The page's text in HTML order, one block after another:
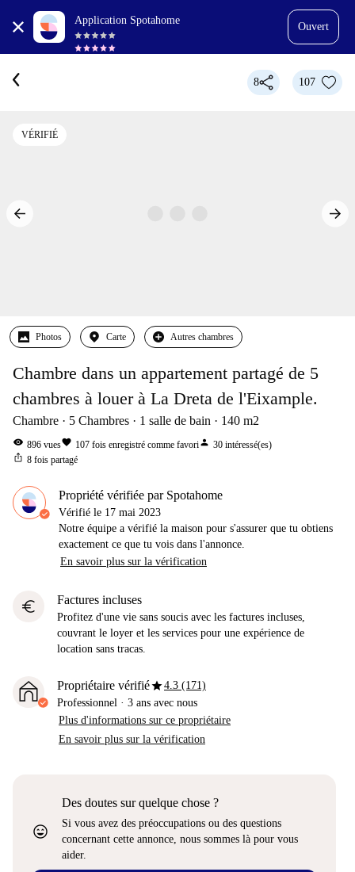
Application Spotahome
Ouvert
8 107
VÉRIFIÉ
Photos Carte Autres chambres
Chambre dans un appartement partagé de 5
chambres à louer à La Dreta de l'Eixample.
Chambre 5 Chambres 1 salle de bain 140 m2
visibility 896 vuesfavorite 107 fois enregistré comme favoriperson 30 intéressé(es)
ios_share 8 fois partagé
Propriété vérifiée par Spotahome
Vérifié le 17 mai 2023
Notre équipe a vérifié la maison pour s'assurer que tu obtiens
exactement ce que tu vois dans l'annonce.
En savoir plus sur la vérification
euro Factures incluses
Profitez d'une vie sans soucis avec les factures incluses,
couvrant le loyer et les services pour une expérience de
location sans tracas.
Propriétaire vérifiéstar4.3 (171)
Professionnel · 3 ans avec nous
Plus d'informations sur ce propriétaire
En savoir plus sur la vérification
sentiment_very_satisfied
Des doutes sur quelque chose ?
Si vous avez des préoccupations ou des questions
concernant cette annonce, nous sommes là pour vous
aider.